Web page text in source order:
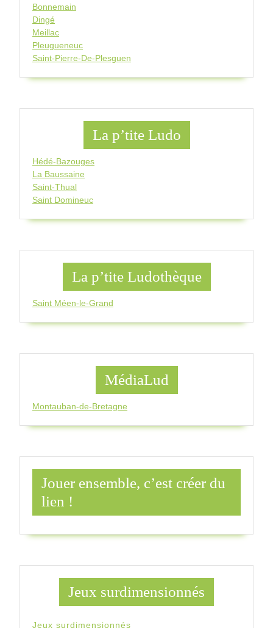
Bonnemain
Dingé
Meillac
Pleugueneuc
Saint-Pierre-De-Plesguen
La p’tite Ludo
Hédé-Bazouges
La Baussaine
Saint-Thual
Saint Domineuc
La p’tite Ludothèque
Saint Méen-le-Grand
MédiaLud
Montauban-de-Bretagne
Jouer ensemble, c’est créer du
lien !
Jeux surdimensionnés
Jeux surdimensionnés